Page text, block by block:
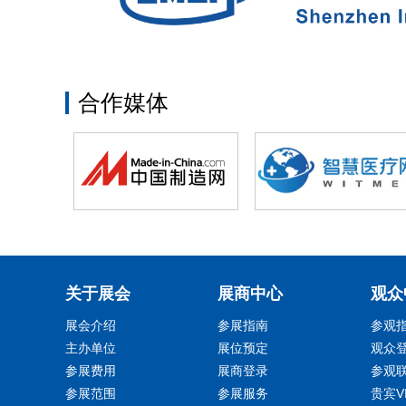
合作媒体
关于展会
展会介绍
主办单位
参展费用
参展范围
展商中心
参展指南
展位预定
展商登录
参展服务
观
参观
观众
参观
贵宾